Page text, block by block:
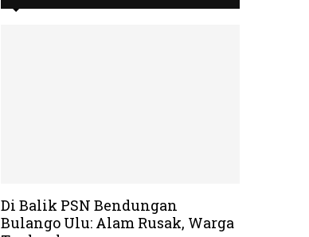
Di Balik PSN Bendungan
Bulango Ulu: Alam Rusak, Warga